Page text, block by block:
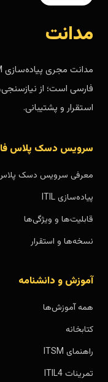
مدانت
فارسی است؛ از
استقرار و پشتیبانی.
سرویس دسک پلاس
معرفی سرویس دسک
پیاده‌سازی ITIL
قابلیت‌ها و ویژگی‌ها
نسخه‌ها و استقرار
آموزش و دانشنامه
همه آموزش‌ها
کتابخانه
راهنمای ITSM
تمرینات ITIL4